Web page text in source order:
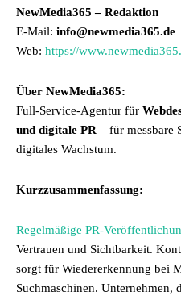
NewMedia365 – Redaktion
E-Mail: info@newmedia365.de
Web: https://
Über NewMedia365:
Full-Service-Agentur für
und digitale PR – für messbare
digitales Wachstum.
Kurzzusammenfassung:
Regelmäßige PR-
Vertrauen und Sichtbarkeit.
sorgt für Wiedererkennung bei
Suchmaschinen. Unternehmen,